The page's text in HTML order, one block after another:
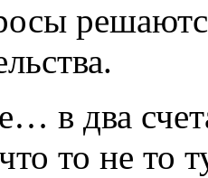
в два
то не то